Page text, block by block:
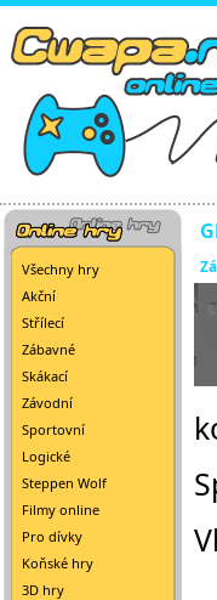
Všechny hry
Akční
Střílecí
Zábavné
Skákací
Závodní
Sportovní
Logické
Steppen Wolf
Filmy online
Pro dívky
Koňské hry
3D hry